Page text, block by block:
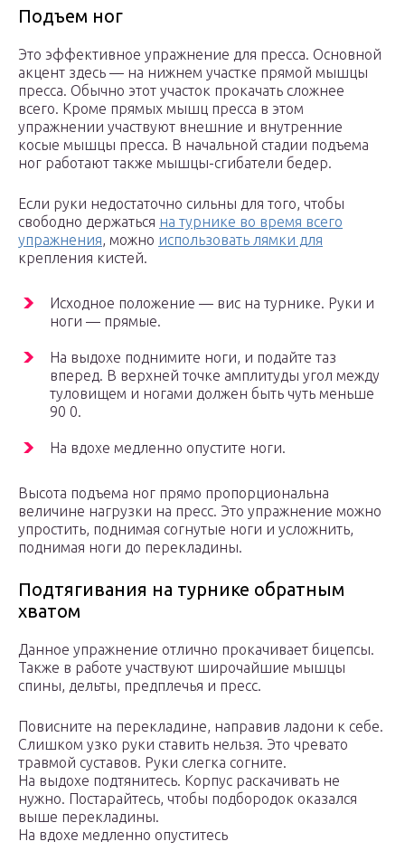
Подъем ног
Это эффективное упражнение для пресса. Основной
акцент здесь — на нижнем участке прямой мышцы
пресса. Обычно этот участок прокачать сложнее
всего. Кроме прямых мышц пресса в этом
упражнении участвуют внешние и внутренние
косые мышцы пресса. В начальной стадии подъема
ног работают также мышцы-сгибатели бедер.
Если руки недостаточно сильны для того, чтобы
свободно держаться на турнике во время всего
упражнения, можно использовать лямки для
крепления кистей.
Исходное положение — вис на турнике. Руки и
ноги — прямые.
На выдохе поднимите ноги, и подайте таз
вперед. В верхней точке амплитуды угол между
туловищем и ногами должен быть чуть меньше
90 0.
На вдохе медленно опустите ноги.
Высота подъема ног прямо пропорциональна
величине нагрузки на пресс. Это упражнение можно
упростить, поднимая согнутые ноги и усложнить,
поднимая ноги до перекладины.
Подтягивания на турнике обратным
хватом
Данное упражнение отлично прокачивает бицепсы.
Также в работе участвуют широчайшие мышцы
спины, дельты, предплечья и пресс.
Повисните на перекладине, направив ладони к себе.
Слишком узко руки ставить нельзя. Это чревато
травмой суставов. Руки слегка согните.
На выдохе подтянитесь. Корпус раскачивать не
нужно. Постарайтесь, чтобы подбородок оказался
выше перекладины.
На вдохе медленно опуститесь